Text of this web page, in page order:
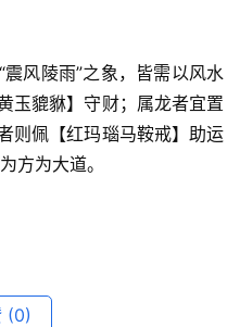
风陵雨”之象，皆需以风水
玉貔貅】守财；属龙者宜置
则佩【红玛瑙马鞍戒】助运
方为大道。
(0)